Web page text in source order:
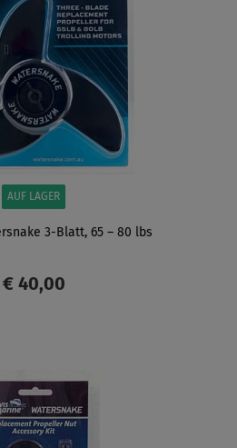
AUF LAGER
3-Blatt, 65 – 80 lbs
€ 40,00